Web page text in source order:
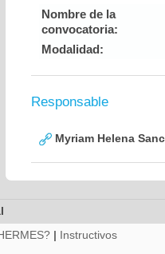
Nombre de la
convocatoria:
Modalidad:
Responsable
Myriam Helena
| Instructivos